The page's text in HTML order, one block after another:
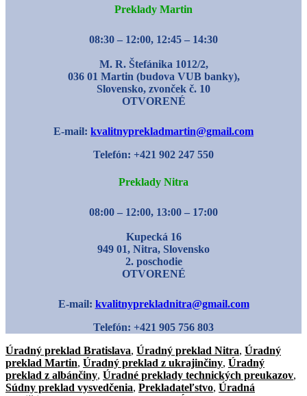
Preklady Martin
08:30 – 12:00, 12:45 – 14:30
M. R. Štefánika 1012/2,
036 01 Martin (budova VUB banky),
Slovensko, zvonček č. 10
OTVORENÉ
E-mail: kvalitnyprekladmartin@gmail.com
Telefón: +421 902 247 550
Preklady Nitra
08:00 – 12:00, 13:00 – 17:00
Kupecká 16
949 01, Nitra, Slovensko
2. poschodie
OTVORENÉ
E-mail: kvalitnyprekladnitra@gmail.com
Telefón: +421 905 756 803
Úradný preklad Bratislava, Úradný preklad Nitra, Úradný
preklad Martin, Úradný preklad z ukrajinčiny, Úradný
preklad z albánčiny, Úradné preklady technických preukazov,
Súdny preklad vysvedčenia, Prekladateľstvo, Úradná